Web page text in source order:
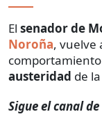
El senador de
Noroña, vuelve
austeridad de la
Sigue el canal de